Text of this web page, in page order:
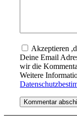
Akzeptieren
Deine Email
wir die
Weitere